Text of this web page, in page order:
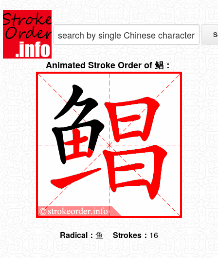
Animated Stroke Order of 鲳：
Radical： 鱼 Strokes： 16